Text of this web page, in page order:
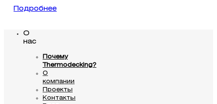
Подробнее
О
нас
Почему
Thermodecking?
О
компании
Проекты
Контакты